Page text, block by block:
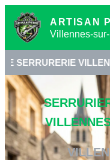
ARTISAN
Villennes-
VILLENNES-SUR-